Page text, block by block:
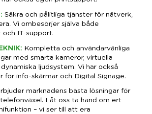
: Säkra och pålitliga tjänster för nätverk,
Vi ombesörjer själva både
och IT-support.
: Kompletta och användarvänliga
med smarta kameror, virtuella
ljudsystem. Vi har också
för info-skärmar och Digital Signage.
marknadens bästa lösningar för
Låt oss ta hand om ert
– vi ser till att era